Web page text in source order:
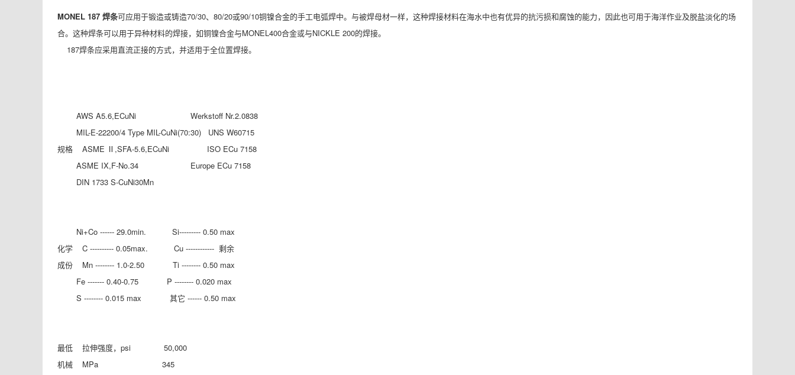
MONEL 187 焊条可应用于锻造或铸造70/30、80/20或90/10铜镍合金的手工电弧焊中。与被焊母材一样，这种焊接材料在海水中也有优异的抗污损和腐蚀的能力，因此也可用于海洋作业及脱盐淡化的场
合。这种焊条可以用于异种材料的焊接，如铜镍合金与MONEL400合金或与NICKLE 200的焊接。
187焊条应采用直流正接的方式，并适用于全位置焊接。
AWS A5.6,ECuNi Werkstoff Nr.2.0838
MIL-E-22200/4 Type MIL-CuNi(70:30) UNS W60715
规格 ASME Ⅱ,SFA-5.6,ECuNi ISO ECu 7158
ASME IX,F-No.34 Europe ECu 7158
DIN 1733 S-CuNi30Mn
Ni+Co ------ 29.0min. Si--------- 0.50 max
化学 C ---------- 0.05max. Cu ------------ 剩余
成份 Mn -------- 1.0-2.50 Ti -------- 0.50 max
Fe ------- 0.40-0.75 P -------- 0.020 max
S -------- 0.015 max 其它 ------ 0.50 max
最低 拉伸强度，psi 50,000
机械 MPa 345